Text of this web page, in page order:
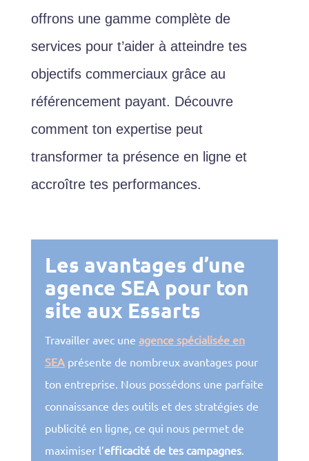
offrons une gamme complète de
services pour t’aider à atteindre tes
objectifs commerciaux grâce au
référencement payant. Découvre
comment ton expertise peut
transformer ta présence en ligne et
accroître tes performances.
Les avantages d’une
agence SEA pour ton
site aux Essarts
Travailler avec une agence spécialisée en
SEAprésente de nombreux avantages pour
ton entreprise. Nous possédons une parfaite
connaissance des outils et des stratégies de
publicité en ligne, ce qui nous permet de
maximiser l’efficacité de tes campagnes.